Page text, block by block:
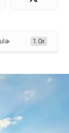
com nova sede do
1.0x